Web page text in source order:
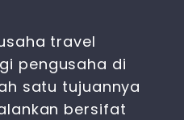
travel
pengusaha di
satu tujuannya
bersifat